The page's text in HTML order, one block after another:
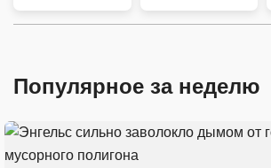
Популярное за неделю